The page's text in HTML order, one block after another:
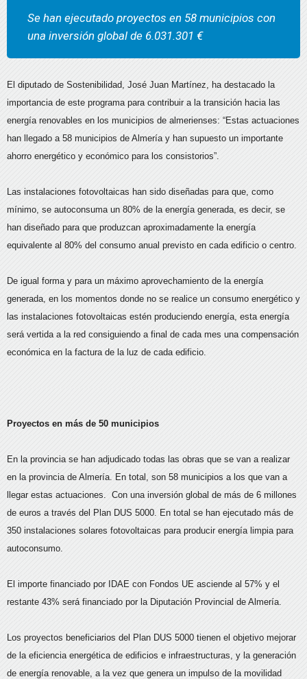
Se han ejecutado proyectos en 58 municipios con
una inversión global de 6.031.301 €
El diputado de Sostenibilidad, José Juan Martínez, ha destacado la
importancia de este programa para contribuir a la transición hacia las
energía renovables en los municipios de almerienses: “Estas actuaciones
han llegado a 58 municipios de Almería y han supuesto un importante
ahorro energético y económico para los consistorios”.
Las instalaciones fotovoltaicas han sido diseñadas para que, como
mínimo, se autoconsuma un 80% de la energía generada, es decir, se
han diseñado para que produzcan aproximadamente la energía
equivalente al 80% del consumo anual previsto en cada edificio o centro.
De igual forma y para un máximo aprovechamiento de la energía
generada, en los momentos donde no se realice un consumo energético y
las instalaciones fotovoltaicas estén produciendo energía, esta energía
será vertida a la red consiguiendo a final de cada mes una compensación
económica en la factura de la luz de cada edificio.
Proyectos en más de 50 municipios
En la provincia se han adjudicado todas las obras que se van a realizar
en la provincia de Almería. En total, son 58 municipios a los que van a
llegar estas actuaciones. Con una inversión global de más de 6 millones
de euros a través del Plan DUS 5000. En total se han ejecutado más de
350 instalaciones solares fotovoltaicas para producir energía limpia para
autoconsumo.
El importe financiado por IDAE con Fondos UE asciende al 57% y el
restante 43% será financiado por la Diputación Provincial de Almería.
Los proyectos beneficiarios del Plan DUS 5000 tienen el objetivo mejorar
de la eficiencia energética de edificios e infraestructuras, y la generación
de energía renovable, a la vez que genera un impulso de la movilidad